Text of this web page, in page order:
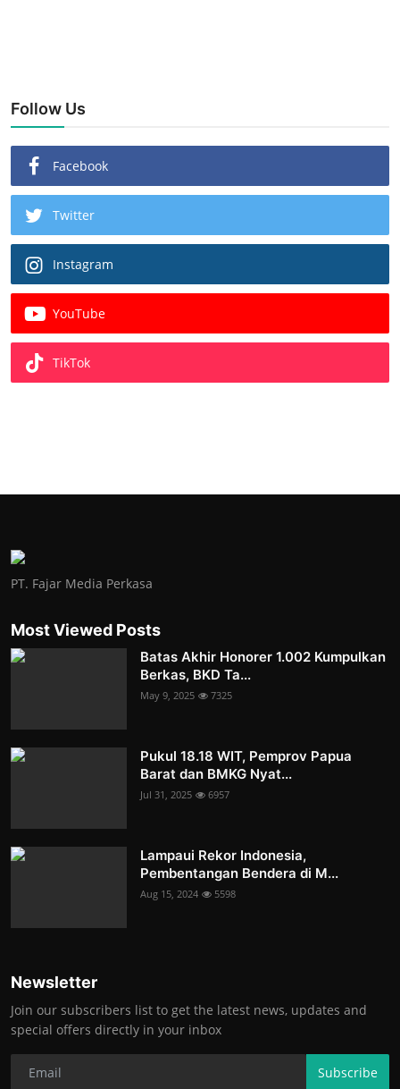
Follow Us
Facebook
Twitter
Instagram
YouTube
TikTok
PT. Fajar Media Perkasa
Most Viewed Posts
Batas Akhir Honorer 1.002 Kumpulkan
Berkas, BKD Ta...
May 9, 2025 7325
Pukul 18.18 WIT, Pemprov Papua
Barat dan BMKG Nyat...
Jul 31, 2025 6957
Lampaui Rekor Indonesia,
Pembentangan Bendera di M...
Aug 15, 2024 5598
Newsletter
Join our subscribers list to get the latest news, updates and
special offers directly in your inbox
Subscribe